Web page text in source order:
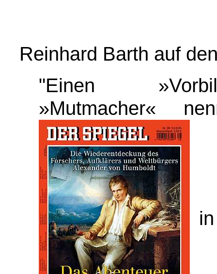
Reinhard Barth auf
"Einen
»Mutmacher«